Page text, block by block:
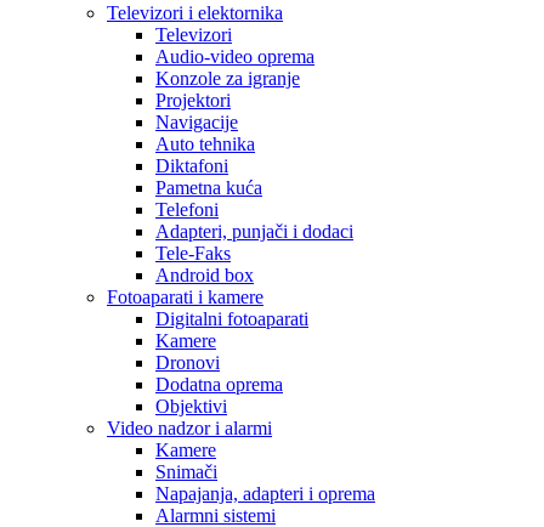
Televizori i elektornika
Televizori
Audio-video oprema
Konzole za igranje
Projektori
Navigacije
Auto tehnika
Diktafoni
Pametna kuća
Telefoni
Adapteri, punjači i dodaci
Tele-Faks
Android box
Fotoaparati i kamere
Digitalni fotoaparati
Kamere
Dronovi
Dodatna oprema
Objektivi
Video nadzor i alarmi
Kamere
Snimači
Napajanja, adapteri i oprema
Alarmni sistemi